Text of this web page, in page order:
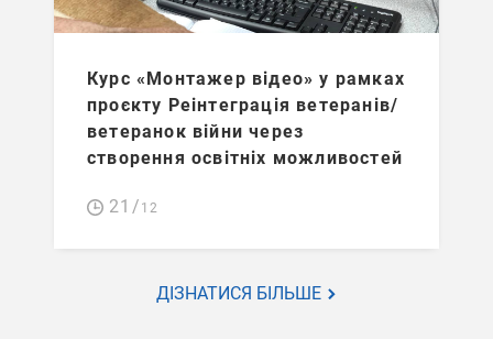
Курс «Монтажер відео» у рамках
проєкту Реінтеграція ветеранів/
ветеранок війни через
створення освітніх можливостей
21/ 12
ДІЗНАТИСЯ БІЛЬШЕ